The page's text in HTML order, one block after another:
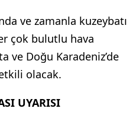
ve zamanla kuzeybatı
çok bulutlu hava
Doğu Karadeniz’de
olacak.
UYARISI